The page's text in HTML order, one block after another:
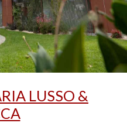
LUSSO &